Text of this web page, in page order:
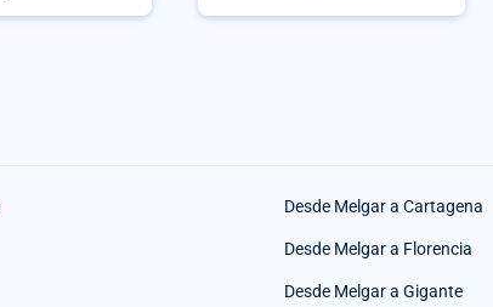
Desde Melgar a Cartagena
Desde Melgar a Florencia
Desde Melgar a Gigante